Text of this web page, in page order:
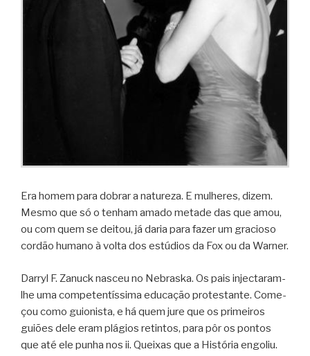
Era homem para dobrar a natu­reza. E mulhe­res, dizem.
Mesmo que só o tenham amado metade das que amou,
ou com quem se dei­tou, já daria para fazer um gra­ci­oso
cor­dão humano à volta dos estú­dios da Fox ou da Warner.
Dar­ryl F. Zanuck nas­ceu no Nebraska. Os pais injectaram-
lhe uma com­pe­ten­tís­sima edu­ca­ção pro­tes­tante. Come­
çou como gui­o­nista, e há quem jure que os pri­mei­ros
guiões dele eram plá­gios retin­tos, para pôr os pon­tos
que até ele punha nos ii. Quei­xas que a His­tó­ria engoliu.